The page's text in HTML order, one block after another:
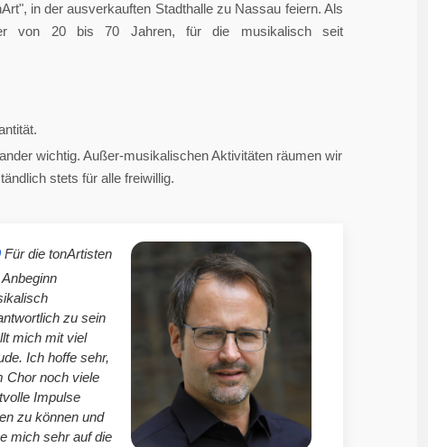
in der ausverkauften Stadthalle zu Nassau feiern. Als
von 20 bis 70 Jahren, für die musikalisch seit
wichtig. Außer-musikalischen Aktivitäten räumen wir
stets für alle freiwillig.
Für die tonArtisten
zu sein
mich mit viel
Ich hoffe sehr,
Chor noch viele
Impulse
zu können und
mich sehr auf die